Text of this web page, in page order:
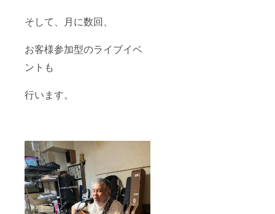
そして、月に数回、
お客様参加型のライブイベ
ントも
行います。